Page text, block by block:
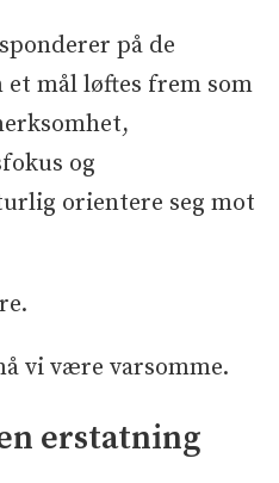
på de
et mål løftes frem som
og
orientere seg mot
vi være varsomme.
erstatning